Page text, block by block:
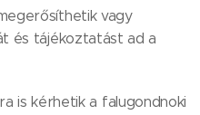
vagy
és tájékoztatást ad a
is kérhetik a falugondnoki